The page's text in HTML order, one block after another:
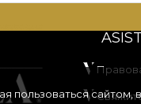
пользоваться сайтом,